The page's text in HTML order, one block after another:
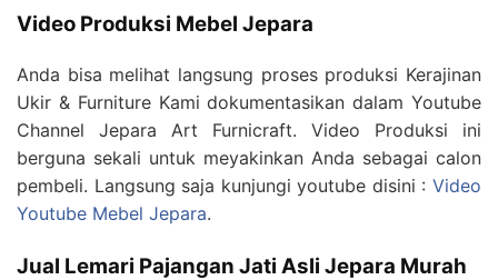
Video Produksi Mebel Jepara
Anda bisa melihat langsung proses produksi Kerajinan
Ukir & Furniture Kami dokumentasikan dalam Youtube
Channel Jepara Art Furnicraft. Video Produksi ini
berguna sekali untuk meyakinkan Anda sebagai calon
pembeli. Langsung saja kunjungi youtube disini : Video
Youtube Mebel Jepara.
Jual Lemari Pajangan Jati Asli Jepara Murah